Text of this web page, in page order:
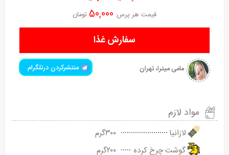
قیمت هر پرس: 50,000 تومان
سفارش غذا
مامی میترا، تهران منتشرکردن درتلگرام
مواد لازم
لازانیا
۳۰۰گرم
گوشت چرخ کرده
۲۰۰گرم